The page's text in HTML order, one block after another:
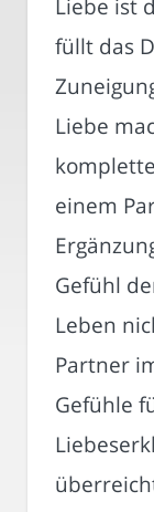
füllt das
Liebe
einem
Gefühl
Leben
Partner
Gefühle